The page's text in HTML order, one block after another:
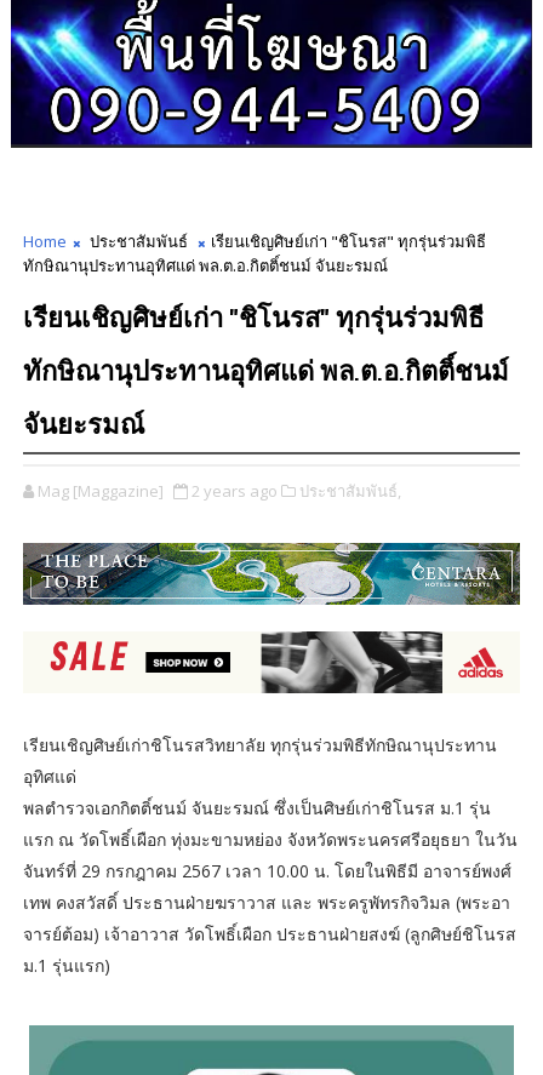
Home ประชาสัมพันธ์
เรียนเชิญศิษย์เก่า "ชิโนรส" ทุกรุ่นร่วมพิธี
ทักษิณานุประทานอุทิศแด่ พล.ต.อ.กิตติ์ชนม์ จันยะรมณ์
เรียนเชิญศิษย์เก่า "ชิโนรส" ทุกรุ่นร่วมพิธี
ทักษิณานุประทานอุทิศแด่ พล.ต.อ.กิตติ์ชนม์
จันยะรมณ์
Mag [Maggazine] 2 years ago ประชาสัมพันธ์,
เรียนเชิญศิษย์เก่าชิโนรสวิทยาลัย ทุกรุ่นร่วมพิธีทักษิณานุประทาน
อุทิศแด่
พลตำรวจเอกกิตติ์ชนม์ จันยะรมณ์ ซึ่งเป็นศิษย์เก่าชิโนรส ม.1 รุ่น
แรก ณ วัดโพธิ์เผือก ทุ่งมะขามหย่อง จังหวัดพระนครศรีอยุธยา ในวัน
จันทร์ที่ 29 กรกฎาคม 2567 เวลา 10.00 น. โดยในพิธีมี อาจารย์พงศ์
เทพ คงสวัสดิ์ ประธานฝ่ายฆราวาส และ พระครูพัทรกิจวิมล (พระอา
จารย์ต้อม) เจ้าอาวาส วัดโพธิ์เผือก ประธานฝ่ายสงฆ์ (ลูกศิษย์ชิโนรส
ม.1 รุ่นแรก)